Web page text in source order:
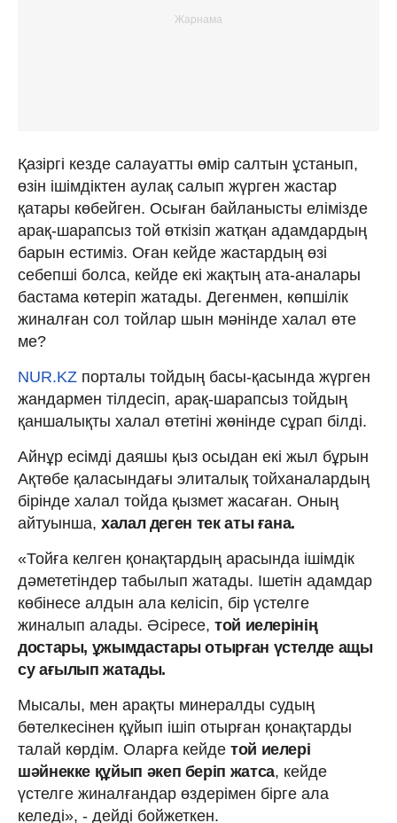
Қазіргі кезде салауатты өмір салтын ұстанып,
өзін ішімдіктен аулақ салып жүрген жастар
қатары көбейген. Осыған байланысты елімізде
арақ-шарапсыз той өткізіп жатқан адамдардың
барын естиміз. Оған кейде жастардың өзі
себепші болса, кейде екі жақтың ата-аналары
бастама көтеріп жатады. Дегенмен, көпшілік
жиналған сол тойлар шын мәнінде халал өте
ме?
NUR.KZ порталы тойдың басы-қасында жүрген
жандармен тілдесіп, арақ-шарапсыз тойдың
қаншалықты халал өтетіні жөнінде сұрап білді.
Айнұр есімді даяшы қыз осыдан екі жыл бұрын
Ақтөбе қаласындағы элиталық тойханалардың
бірінде халал тойда қызмет жасаған. Оның
айтуынша, халал деген тек аты ғана.
«Тойға келген қонақтардың арасында ішімдік
дәмететіндер табылып жатады. Ішетін адамдар
көбінесе алдын ала келісіп, бір үстелге
жиналып алады. Әсіресе, той иелерінің
достары, ұжымдастары отырған үстелде ащы
су ағылып жатады.
Мысалы, мен арақты минералды судың
бөтелкесінен құйып ішіп отырған қонақтарды
талай көрдім. Оларға кейде той иелері
шәйнекке құйып әкеп беріп жатса, кейде
үстелге жиналғандар өздерімен бірге ала
келеді», - дейді бойжеткен.